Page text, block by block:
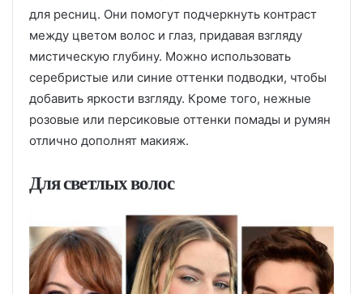
для ресниц. Они помогут подчеркнуть контраст
между цветом волос и глаз, придавая взгляду
мистическую глубину. Можно использовать
серебристые или синие оттенки подводки, чтобы
добавить яркости взгляду. Кроме того, нежные
розовые или персиковые оттенки помады и румян
отлично дополнят макияж.
Для светлых волос